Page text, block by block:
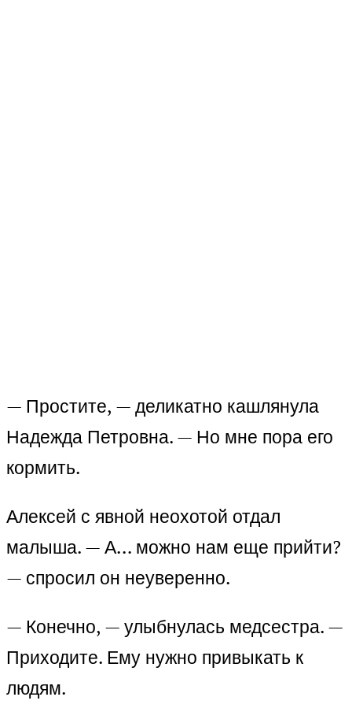
— Простите, — деликатно кашлянула
Надежда Петровна. — Но мне пора его
кормить.
Алексей с явной неохотой отдал
малыша. — А… можно нам еще прийти?
— спросил он неуверенно.
— Конечно, — улыбнулась медсестра. —
Приходите. Ему нужно привыкать к
людям.